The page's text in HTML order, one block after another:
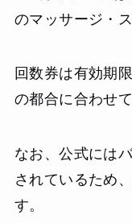
のマッサージ・
回数券は有効期
の都合に合わせ
なお、公式には
されているため
す。